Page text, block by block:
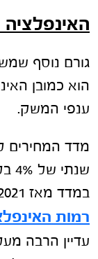
האינפלציה
גורם נוסף
הוא כמובן
ענפי המשק.
מדד המחירים
במדד מאז 2021. זוהי ירידה משמעותית משיא
רמות
עדיין הרבה